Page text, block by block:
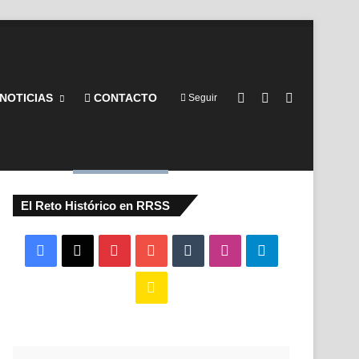
CONTACTO Seguir Barra lateral
Switch skin
El Reto Histórico en RRSS
Facebook PinterestYouTubeTumblr Instagram